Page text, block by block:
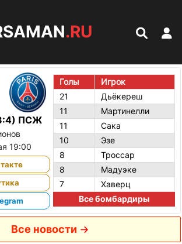
.RU
ПСЖ
19:00
Голы
Игрок
21
Дьёкереш
11
Мартинелли
11
Сака
10
Эзе
8
Троссар
8
Мадуэке
7
Хаверц
Все бомбардиры
Все новости